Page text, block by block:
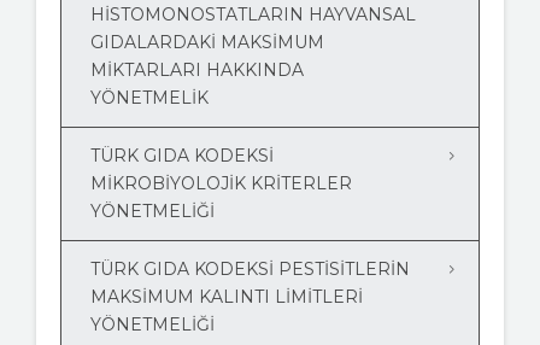
HISTOMONOSTATLARIN HAYVANSAL
GIDALARDAKI MAKSIMUM
MIKTARLARI HAKKINDA
YÖNETMELIK
TÜRK GIDA KODEKSI
MIKROBIYOLOJIK KRITERLER
YÖNETMELIĞI
TÜRK GIDA KODEKSI PESTISITLERIN
MAKSIMUM KALINTI LIMITLERI
YÖNETMELIĞI